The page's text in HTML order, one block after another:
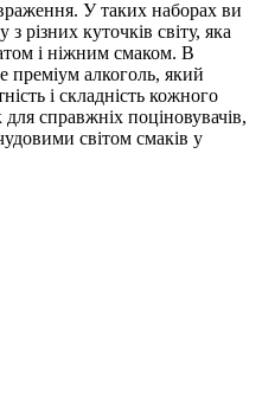
враження. У таких наборах ви
з різних куточків світу, яка
і ніжним смаком. В
преміум алкоголь, який
і складність кожного
справжніх поціновувачів,
світом смаків у